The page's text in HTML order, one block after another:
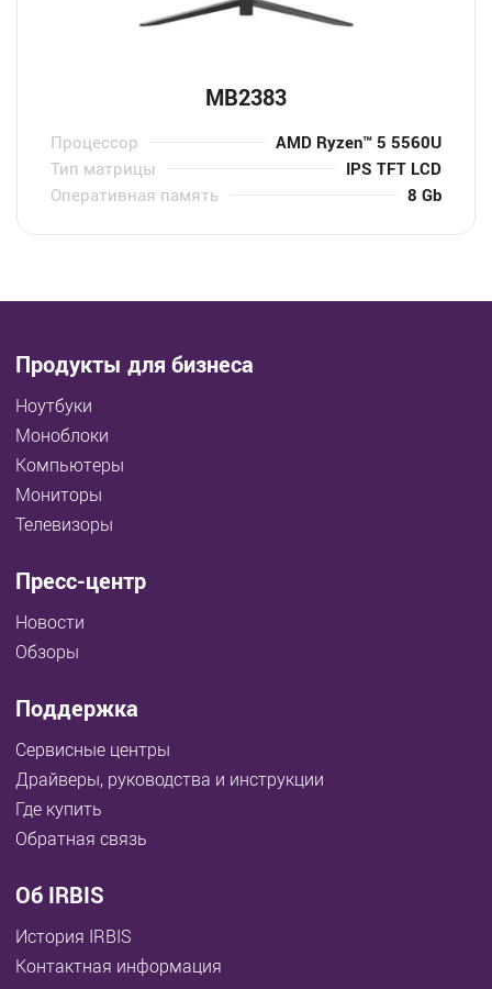
MB2383
Процессор
AMD Ryzen™ 5 5560U
Тип матрицы
IPS TFT LCD
Оперативная память
8 Gb
Продукты для бизнеса
Ноутбуки
Моноблоки
Компьютеры
Мониторы
Телевизоры
Пресс-центр
Новости
Обзоры
Поддержка
Сервисные центры
Драйверы, руководства и инструкции
Где купить
Обратная связь
Об IRBIS
История IRBIS
Контактная информация